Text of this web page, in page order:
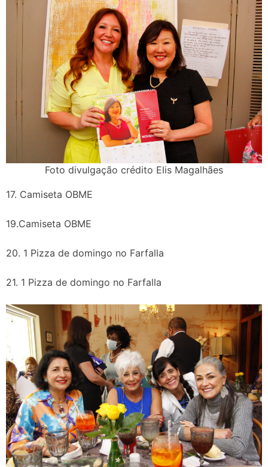
Foto divulgação crédito Elis Magalhães
17. Camiseta OBME
19.Camiseta OBME
20. 1 Pizza de domingo no Farfalla
21. 1 Pizza de domingo no Farfalla